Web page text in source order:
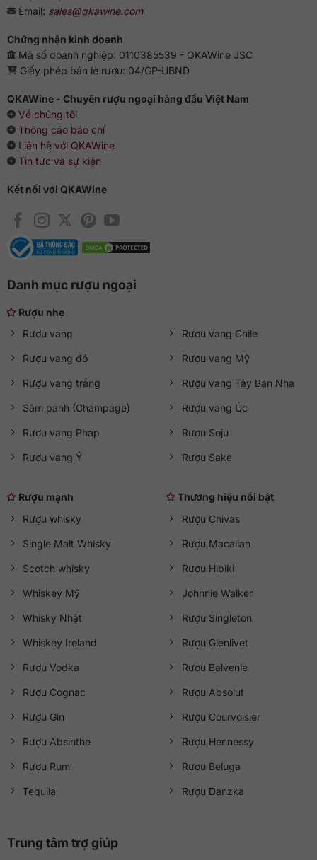
Email: sales@qkawine.com
Chứng nhận kinh doanh
Mã số doanh nghiệp: 0110385539 - QKAWine JSC
Giấy phép bán lẻ rượu: 04/GP-UBND
QKAWine - Chuyên rượu ngoại hàng đầu Việt Nam
Về chúng tôi
Thông cáo báo chí
Liên hệ với QKAWine
Tin tức và sự kiện
Kết nối với QKAWine
Danh mục rượu ngoại
Rượu nhẹ
Rượu vang
Rượu vang đỏ
Rượu vang trắng
Sâm panh (Champage)
Rượu vang Pháp
Rượu vang Ý
Rượu vang Chile
Rượu vang Mỹ
Rượu vang Tây Ban Nha
Rượu vang Úc
Rượu Soju
Rượu Sake
Rượu mạnh
Rượu whisky
Single Malt Whisky
Scotch whisky
Whiskey Mỹ
Whisky Nhật
Whiskey Ireland
Rượu Vodka
Rượu Cognac
Rượu Gin
Rượu Absinthe
Rượu Rum
Tequila
Thương hiệu nổi bật
Rượu Chivas
Rượu Macallan
Rượu Hibiki
Johnnie Walker
Rượu Singleton
Rượu Glenlivet
Rượu Balvenie
Rượu Absolut
Rượu Courvoisier
Rượu Hennessy
Rượu Beluga
Rượu Danzka
Trung tâm trợ giúp